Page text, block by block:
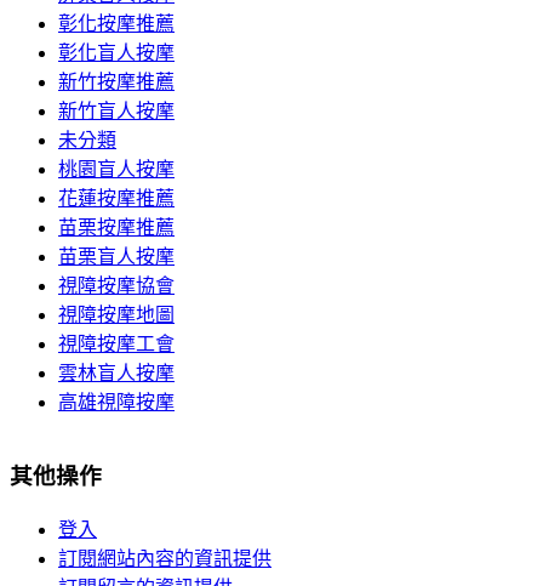
彰化按摩推薦
彰化盲人按摩
新竹按摩推薦
新竹盲人按摩
未分類
桃園盲人按摩
花蓮按摩推薦
苗栗按摩推薦
苗栗盲人按摩
視障按摩協會
視障按摩地圖
視障按摩工會
雲林盲人按摩
高雄視障按摩
其他操作
登入
訂閱網站內容的資訊提供